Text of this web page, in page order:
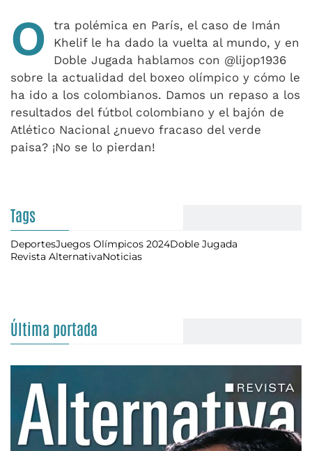
O
tra polémica en París, el caso de Imán
Khelif le ha dado la vuelta al mundo, y en
Doble Jugada hablamos con @lijop1936
sobre la actualidad del boxeo olímpico y cómo le
ha ido a los colombianos. Damos un repaso a los
resultados del fútbol colombiano y el bajón de
Atlético Nacional ¿nuevo fracaso del verde
paisa? ¡No se lo pierdan!
Tags
DeportesJuegos Olímpicos 2024Doble Jugada
Revista AlternativaNoticias
Última portada